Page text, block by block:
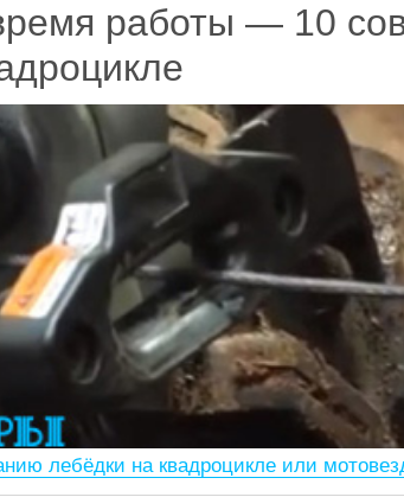
работы — 10
лебёдки на квадроцикле или